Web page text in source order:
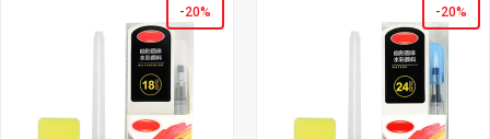
-20% -20%